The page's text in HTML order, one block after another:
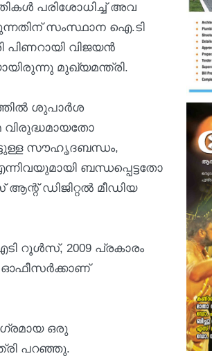
പരിശോധിച്ച് അവ
സംസ്ഥാന ഐ.ടി
പിണറായി വിജയൻ
മുഖ്യമന്ത്രി.
ശുപാര്‍ശ
വിരുദ്ധമായതോ
സൗഹൃദബന്ധം,
ബന്ധപ്പെട്ടതോ
ഡിജിറ്റല്‍ മീഡിയ
റൂള്‍സ്, 2009 പ്രകാരം
ഓഫീസർക്കാണ്
ഒരു
പറഞ്ഞു.